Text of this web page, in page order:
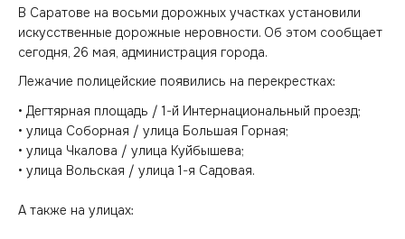
В Саратове на восьми дорожных участках установили
искусственные дорожные неровности. Об этом сообщает
сегодня, 26 мая, администрация города.
Лежачие полицейские появились на перекрестках:
• Дегтярная площадь / 1-й Интернациональный проезд;
• улица Соборная / улица Большая Горная;
• улица Чкалова / улица Куйбышева;
• улица Вольская / улица 1-я Садовая.
А также на улицах: